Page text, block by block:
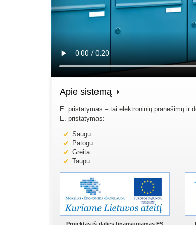
Apie sistemą
E. pristatymas – tai elektroninių pranešimų ir
E. pristatymas:
Saugu
Patogu
Greita
Taupu